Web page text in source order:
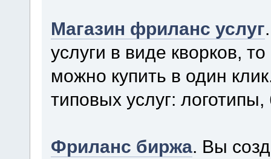
Магазин фриланс услуг
услуги в виде кворков,
можно купить в один
типовых услуг:
Фриланс биржа. Вы